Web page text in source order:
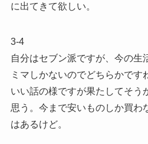
に出てきて欲しい。
3-4
自分はセブン派ですが、今の生
ミマしかないのでどちらかです
いい話の様ですが果たしてそう
思う。今まで安いものしか買わ
はあるけど。